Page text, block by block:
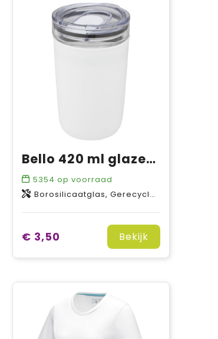
Bello 420 ml glazen beker met buitenwand van gerecycled plastic
5354 op voorraad
Borosilicaatglas, Gerecycled kunststof, AS-kunststof
€ 3,50 Bekijk